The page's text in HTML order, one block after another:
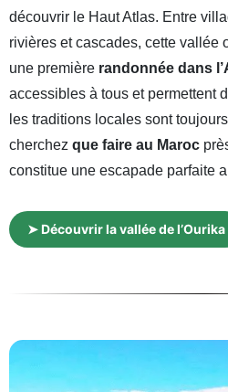
découvrir le Haut Atlas. Entre
rivières et cascades, cette vallée
une première randonnée dans
accessibles à tous et permettent
les traditions locales sont
cherchez que faire au Maroc
constitue une escapade parfaite
➤ Découvrir la vallée de l’Ourika